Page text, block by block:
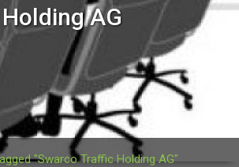
Holding AG
"Swarco Traffic Holding AG"